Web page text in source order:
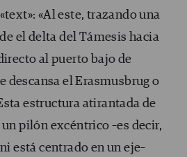
«Al este, trazando una
el delta del Támesis hacia
al puerto bajo de
descansa el Erasmusbrug o
estructura atirantada de
pilón excéntrico –es decir,
está centrado en un eje–